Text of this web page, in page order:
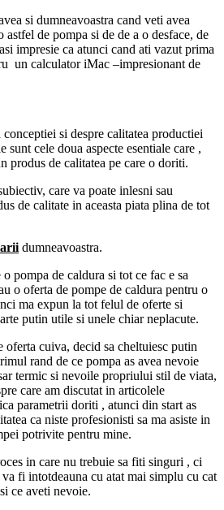
si dumneavoastra cand veti avea
astfel de pompa si de de a o desface, de
impresie ca atunci cand ati vazut prima
un calculator iMac –impresionant de
si despre calitatea productiei
sunt cele doua aspecte esentiale care ,
produs de calitatea pe care o doriti.
care va poate inlesni sau
de calitate in aceasta piata plina de tot
dumneavoastra.
pompa de caldura si tot ce fac e sa
o oferta de pompe de caldura pentru o
ma expun la tot felul de oferte si
putin utile si unele chiar neplacute.
oferta cuiva, decid sa cheltuiesc putin
rand de ce pompa as avea nevoie
termic si nevoile propriului stil de viata,
care am discutat in articolele
parametrii doriti , atunci din start as
ca niste profesionisti sa ma asiste in
potrivite pentru mine.
in care nu trebuie sa fiti singuri , ci
fi intotdeauna cu atat mai simplu cu cat
ce aveti nevoie.